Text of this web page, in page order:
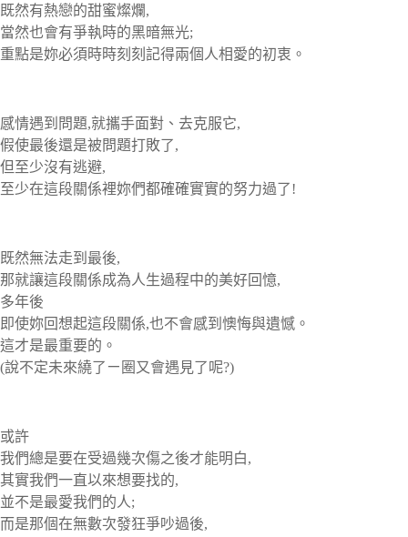
既然有熱戀的甜蜜燦爛,
當然也會有爭執時的黑暗無光;
重點是妳必須時時刻刻記得兩個人相愛的初衷。
感情遇到問題,就攜手面對、去克服它,
假使最後還是被問題打敗了,
但至少沒有逃避,
至少在這段關係裡妳們都確確實實的努力過了!
既然無法走到最後,
那就讓這段關係成為人生過程中的美好回憶,
多年後
即使妳回想起這段關係,也不會感到懊悔與遺憾。
這才是最重要的。
(說不定未來繞了ㄧ圈又會遇見了呢?)
或許
我們總是要在受過幾次傷之後才能明白,
其實我們一直以來想要找的,
並不是最愛我們的人;
而是那個在無數次發狂爭吵過後,